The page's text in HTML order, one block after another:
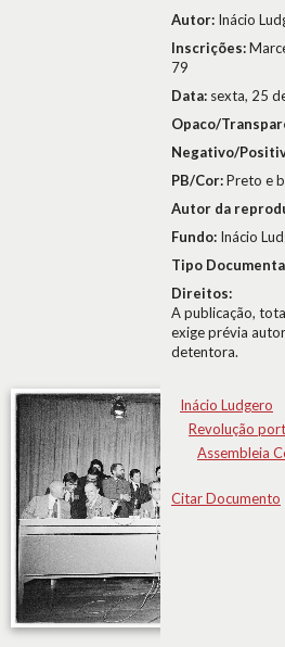
Autor: Inácio
Inscrições:
79
Data: sexta, 25
Opaco/
Negativo/
PB/Cor:Preto e
Autor da
Fundo: Inácio
Tipo
Direitos:
A publicação,
exige prévia
detentora.
Inácio Ludgero
Revolução
Assembleia
Citar Documento